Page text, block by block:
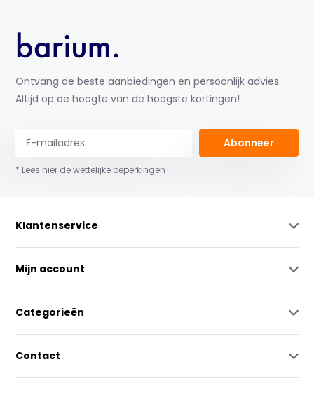
Ontvang de beste aanbiedingen en persoonlijk advies.
Altijd op de hoogte van de hoogste kortingen!
Abonneer
* Lees hier de wettelijke beperkingen
Klantenservice
Mijn account
Categorieën
Contact